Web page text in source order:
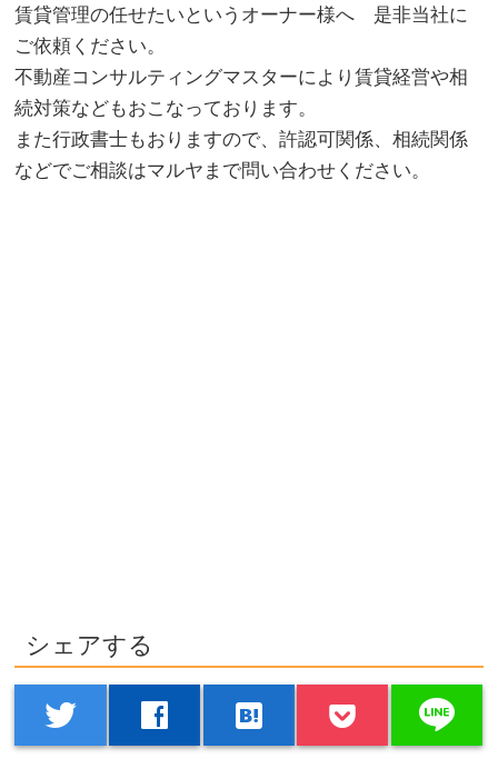
賃貸管理の任せたいというオーナー様へ 是非当社に
ご依頼ください。
不動産コンサルティングマスターにより賃貸経営や相
続対策などもおこなっております。
また行政書士もおりますので、許認可関係、相続関係
などでご相談はマルヤまで問い合わせください。
シェアする
twitter facebook hatenabookmark line